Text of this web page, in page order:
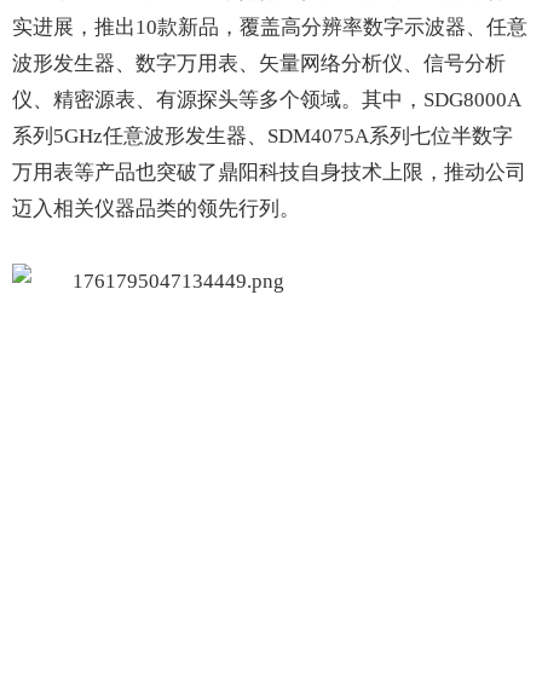
实进展，推出10款新品，覆盖高分辨率数字示波器、任意
波形发生器、数字万用表、矢量网络分析仪、信号分析
仪、精密源表、有源探头等多个领域。其中，SDG8000A
系列5GHz任意波形发生器、SDM4075A系列七位半数字
万用表等产品也突破了鼎阳科技自身技术上限，推动公司
迈入相关仪器品类的领先行列。